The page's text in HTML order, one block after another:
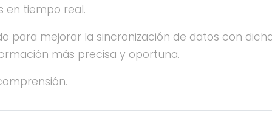
en tiempo real.
para mejorar la sincronización de datos con
más precisa y oportuna.